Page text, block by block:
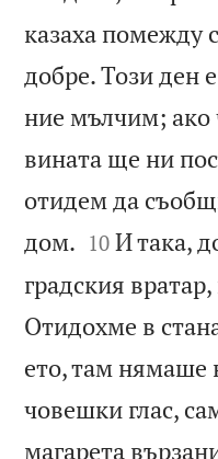
казаха помежду
добре. Този ден
ние мълчим; ако
вината ще ни
отидем да
дом. 

10 И така,
градския
Отидохме в
ето, там нямаше
човешки глас,
магарета